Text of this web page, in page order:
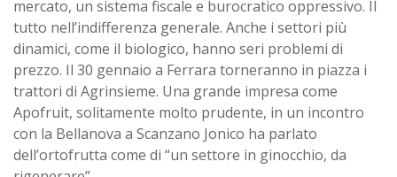
mercato, un sistema fiscale e burocratico oppressivo. Il
tutto nell’indifferenza generale. Anche i settori più
dinamici, come il biologico, hanno seri problemi di
prezzo. Il 30 gennaio a Ferrara torneranno in piazza i
trattori di Agrinsieme. Una grande impresa come
Apofruit, solitamente molto prudente, in un incontro
con la Bellanova a Scanzano Jonico ha parlato
dell’ortofrutta come di “un settore in ginocchio, da